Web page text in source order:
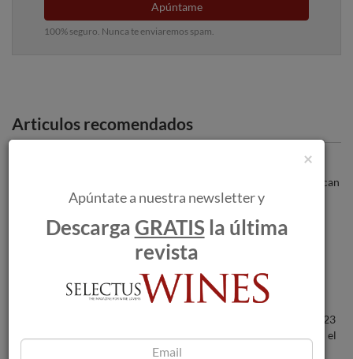
Apúntame
100% seguro. Nunca te enviaremos spam.
Articulos recomendados
Los incendios forestales amenazan a las
bodegas a medida que las llamas se acercan
a Burdeos.
Bodegas Álvaro Palacios. Una historia
personal en el Priorat
“Best Value Red” para Abadal Mandó 2023
y 96 puntos para Abadal Sagristia C-1 en el
report de Tim Atkin MW.
×
Apúntate a nuestra newsletter y
DescargaGRATIS la última
revista